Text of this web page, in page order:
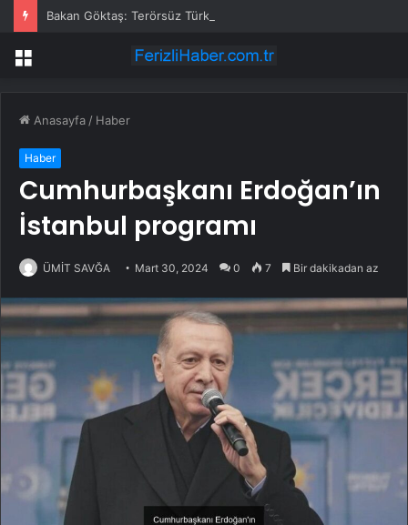
Bakan Göktaş: Terörsüz Türkiye tarihi bir adımdır
Menü
Anasayfa / Haber
Haber
Cumhurbaşkanı Erdoğan’ın
İstanbul programı
ÜMİT SAVĞA Mart 30, 2024 0 7 Bir dakikadan az